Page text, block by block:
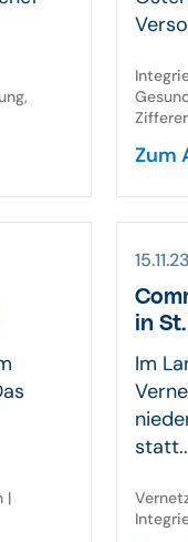
Zifferer
Zum
|
15.11.23
in
Im